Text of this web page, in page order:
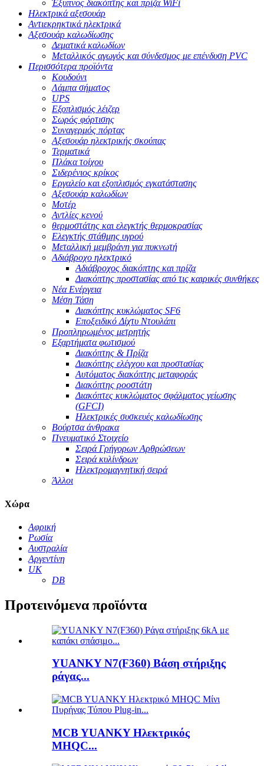
Έξυπνος διακόπτης και πρίζα WiFi
Ηλεκτρικά αξεσουάρ
Αντιεκρηκτικά ηλεκτρικά
Αξεσουάρ καλωδίωσης
Δεματικά καλωδίων
Μεταλλικός αγωγός και σύνδεσμος με επένδυση PVC
Περισσότερα προϊόντα
Κουδούνι
Λάμπα σήματος
UPS
Εξοπλισμός λέιζερ
Σωρός φόρτισης
Συναγερμός πόρτας
Αξεσουάρ ηλεκτρικής σκούπας
Τερματικά
Πλάκα τοίχου
Σιδερένιος κρίκος
Εργαλείο και εξοπλισμός εγκατάστασης
Αξεσουάρ καλωδίων
Μοτέρ
Αντλίες κενού
θερμοστάτης και ελεγκτής θερμοκρασίας
Ελεγκτής στάθμης υγρού
Μεταλλική μεμβράνη για πυκνωτή
Αδιάβροχο ηλεκτρικό
Αδιάβροχος διακόπτης και πρίζα
Διακόπτης προστασίας από τις καιρικές συνθήκες
Νέα Ενέργεια
Μέση Τάση
Διακόπτης κυκλώματος SF6
Εποξειδικό Δίχτυ Ντουλάπι
Προπληρωμένος μετρητής
Εξαρτήματα φωτισμού
Διακόπτης & Πρίζα
Διακόπτης ελέγχου και προστασίας
Αυτόματος διακόπτης μεταφοράς
Διακόπτης ροοστάτη
Διακόπτες κυκλώματος σφάλματος γείωσης
(GFCI)
Ηλεκτρικές συσκευές καλωδίωσης
Βούρτσα άνθρακα
Πνευματικό Στοιχείο
Σειρά Γρήγορων Αρθρώσεων
Σειρά κυλίνδρων
Ηλεκτρομαγνητική σειρά
Άλλοι
Χώρα
Αφρική
Ρωσία
Αυστραλία
Αργεντίνη
UK
DB
Προτεινόμενα προϊόντα
YUANKY N7(F360) Βάση στήριξης
ράγας...
MCB YUANKY Ηλεκτρικός
MHQC...